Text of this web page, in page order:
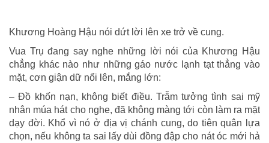
Khương Hoàng Hậu nói dứt lời lên xe trở về cung.
Vua Trụ đang say nghe những lời nói của Khương Hậu
chẳng khác nào như những gáo nước lạnh tạt thẳng vào
mặt, cơn giận dữ nổi lên, mắng lớn:
– Ðồ khốn nạn, không biết điều. Trẫm tưởng tình sai mỹ
nhân múa hát cho nghe, đã không màng tới còn làm ra mặt
dạy đời. Khổ vì nó ở địa vị chánh cung, do tiên quân lựa
chọn, nếu không ta sai lấy dùi đồng đập cho nát óc mới hả